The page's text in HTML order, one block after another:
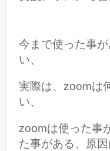
今まで使った事
い、
実際は、zoomは
い、
zoomは使った事
た事がある、原因